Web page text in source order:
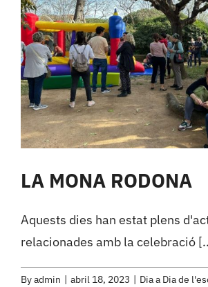
LA MONA RODONA
Aquests dies han estat plens
relacionades amb la celebració
Byadmin abril 18, 2023 Dia a Dia de